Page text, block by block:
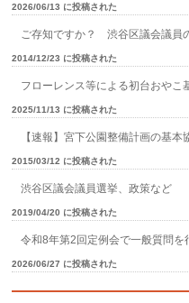
2026/06/13 に投稿された
ご存知ですか？ 渋谷区議会議員
2014/12/23 に投稿された
フローレンス等による初台おやこ
2025/11/13 に投稿された
【速報】宮下公園整備計画の基本
2015/03/12 に投稿された
渋谷区議会議員選挙、政策など
2019/04/20 に投稿された
令和8年第2回定例会で一般質問を
2026/06/27 に投稿された